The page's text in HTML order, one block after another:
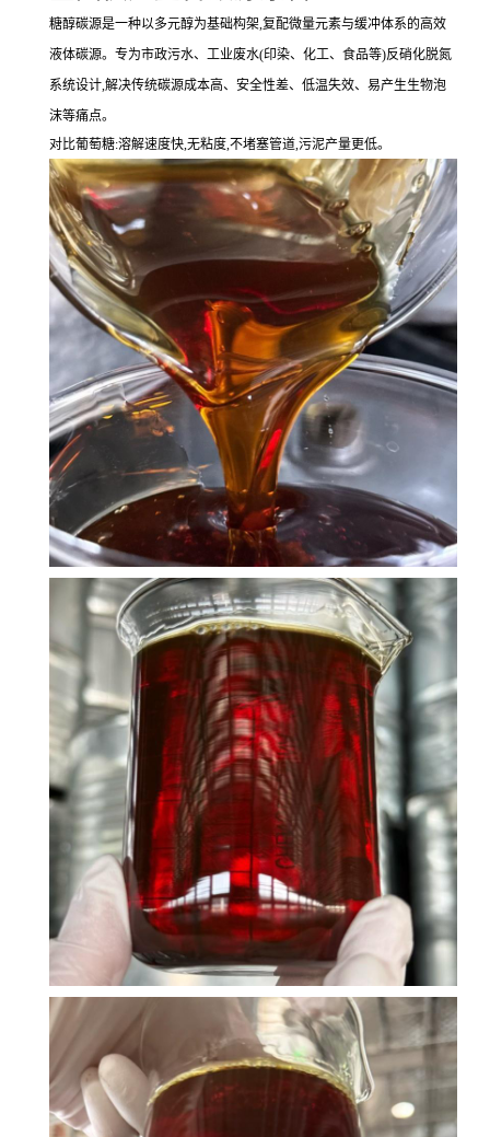
糖醇碳源是一种以多元醇为基础构架,复配微量元素与缓冲体系的高效
液体碳源。专为市政污水、工业废水(印染、化工、食品等)反硝化脱氮
系统设计,解决传统碳源成本高、安全性差、低温失效、易产生生物泡
沫等痛点。
对比葡萄糖:溶解速度快,无粘度,不堵塞管道,污泥产量更低。